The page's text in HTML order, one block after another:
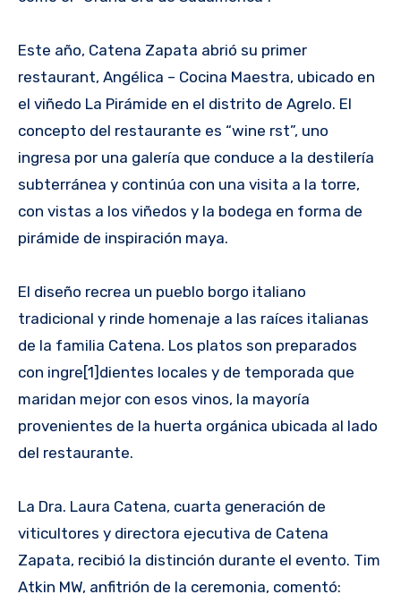
Este año, Catena Zapata abrió su primer
restaurant, Angélica – Cocina Maestra, ubicado en
el viñedo La Pirámide en el distrito de Agrelo. El
concepto del restaurante es “wine ­rst”, uno
ingresa por una galería que conduce a la destilería
subterránea y continúa con una visita a la torre,
con vistas a los viñedos y la bodega en forma de
pirámide de inspiración maya.
El diseño recrea un pueblo borgo italiano
tradicional y rinde homenaje a las raíces italianas
de la familia Catena. Los platos son preparados
con ingre[1]dientes locales y de temporada que
maridan mejor con esos vinos, la mayoría
provenientes de la huerta orgánica ubicada al lado
del restaurante.
La Dra. Laura Catena, cuarta generación de
viticultores y directora ejecutiva de Catena
Zapata, recibió la distinción durante el evento. Tim
Atkin MW, anfi­trión de la ceremonia, comentó: